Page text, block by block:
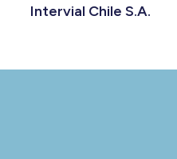
Intervial Chile S.A.